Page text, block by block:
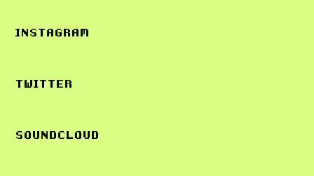
INSTAGRAM
TWITTER
SOUNDCLOUD